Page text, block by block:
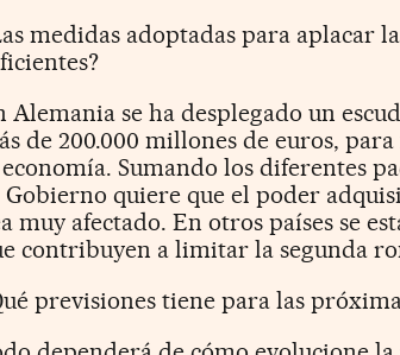
medidas adoptadas para aplacar
Alemania se ha desplegado un
de 200.000 millones de euros,
Sumando los diferentes
Gobierno quiere que el poder
muy afectado. En otros países se
contribuyen a limitar la segunda
previsiones tiene para las